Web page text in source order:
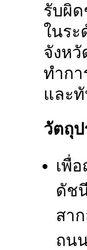
รับผิ
ในระ
จังห
ทำก
และ
วัตถุป
เพื่
ดัช
สา
ถน